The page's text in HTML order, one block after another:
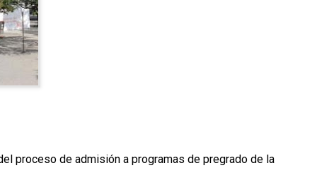
proceso de admisión a programas de pregrado de la